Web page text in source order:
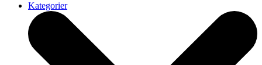
Kategorier